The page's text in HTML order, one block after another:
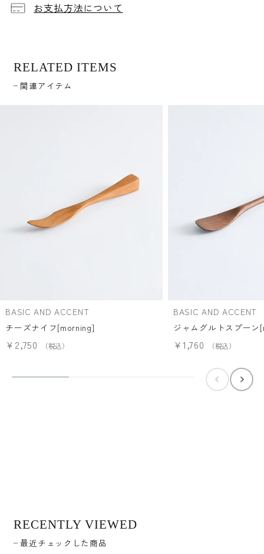
お支払方法について
RELATED ITEMS
関連アイテム
BASIC AND ACCENT
チーズナイフ[morning]
¥2,750
BASIC AND ACCENT
ジャムグルトスプーン
¥1,760
RECENTLY VIEWED
最近チェックした商品